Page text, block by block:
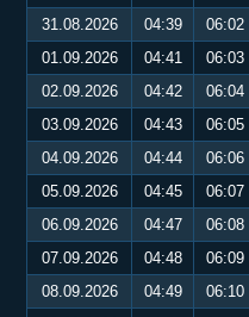
31.08.2026
04:39 06:02
01.09.2026
04:41 06:03
02.09.2026
04:42 06:04
03.09.2026
04:43 06:05
04.09.2026
04:44 06:06
05.09.2026
04:45 06:07
06.09.2026
04:47 06:08
07.09.2026
04:48 06:09
08.09.2026
04:49 06:10